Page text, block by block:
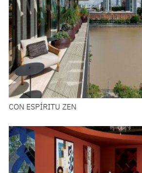
CON ESPÍRITU ZEN